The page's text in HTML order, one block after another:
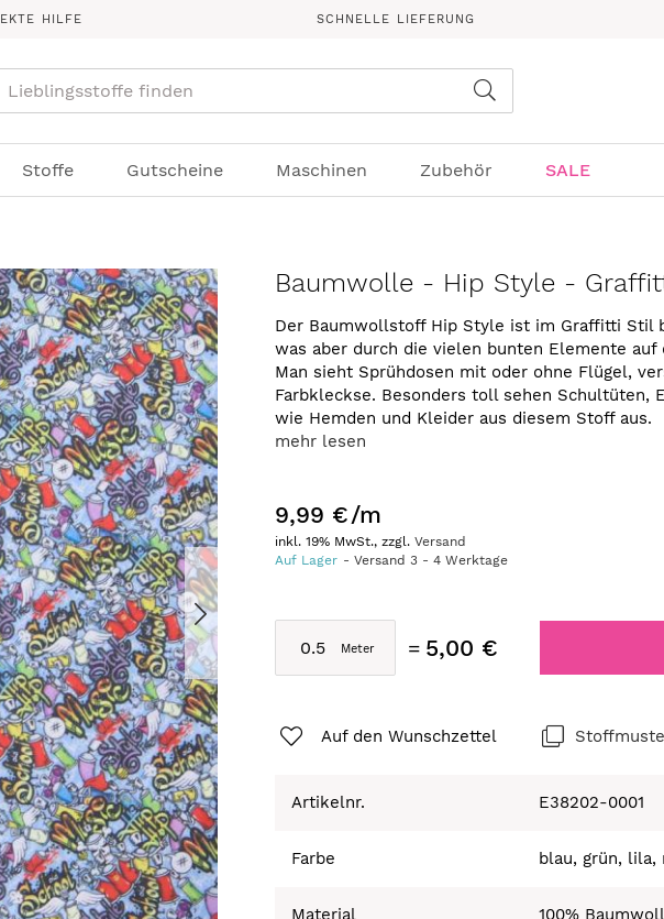
HILFE SCHNELLE LIEFERUNG
Stoffe Gutscheine Maschinen Zubehör SALE
Baumwolle - Hip Style -
Der Baumwollstoff Hip Style ist im Graffitti Stil
was aber durch die vielen bunten Elemente
Man sieht Sprühdosen mit oder ohne Flügel,
Farbkleckse. Besonders toll sehen Schultüten,
wie Hemden und Kleider aus diesem Stoff aus.
mehr lesen
9,99 €/m
inkl. 19% MwSt., zzgl.Versand
Auf Lager
Versand3 -4 Werktage
5,00 €
Auf den Wunschzettel
Artikelnr. E38202-0001
Farbe blau, grün, lila,
Material 100%